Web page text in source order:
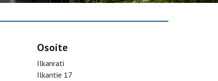
Osoite
Ilkanrati
Ilkantie 17